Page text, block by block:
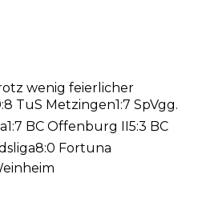
wenig feierlicher
TuS Metzingen1:7 SpVgg.
BC Offenburg II5:3 BC
Fortuna